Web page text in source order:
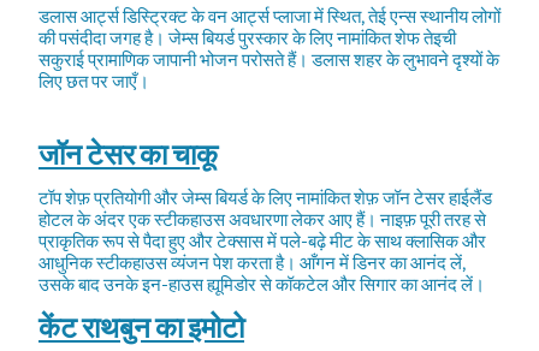
डलास आर्ट्स डिस्ट्रिक्ट के वन आर्ट्स प्लाजा में स्थित, तेई एन्स स्थानीय लोगों
की पसंदीदा जगह है। जेम्स बियर्ड पुरस्कार के लिए नामांकित शेफ तेइची
सकुराई प्रामाणिक जापानी भोजन परोसते हैं। डलास शहर के लुभावने दृश्यों के
लिए छत पर जाएँ।
जॉन टेसर का चाकू
टॉप शेफ़ प्रतियोगी और जेम्स बियर्ड के लिए नामांकित शेफ़ जॉन टेसर हाईलैंड
होटल के अंदर एक स्टीकहाउस अवधारणा लेकर आए हैं। नाइफ़ पूरी तरह से
प्राकृतिक रूप से पैदा हुए और टेक्सास में पले-बढ़े मीट के साथ क्लासिक और
आधुनिक स्टीकहाउस व्यंजन पेश करता है। आँगन में डिनर का आनंद लें,
उसके बाद उनके इन-हाउस ह्यूमिडोर से कॉकटेल और सिगार का आनंद लें।
केंट राथबुन का इमोटो